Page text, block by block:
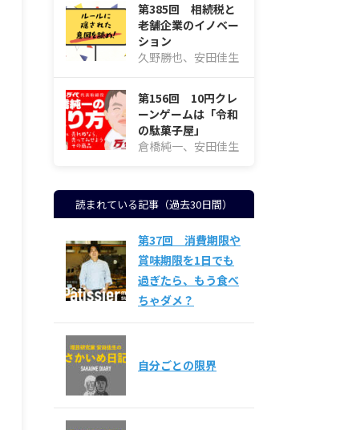
第385回 相続税と
老舗企業のイノベー
ション
久野勝也、安田佳生
第156回 10円クレ
ーンゲームは「令和
の駄菓子屋」
倉橋純一、安田佳生
読まれている記事（過去30日間）
第37回 消費期限や
賞味期限を1日でも
過ぎたら、もう食べ
ちゃダメ？
自分ごとの限界